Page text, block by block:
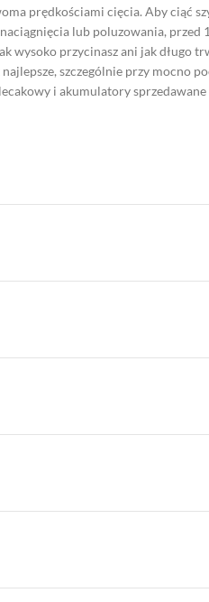
prędkościami cięcia. Aby ciąć
lub poluzowania,
wysoko przycinasz ani jak długo
szczególnie przy mocno
i akumulatory sprzedawane